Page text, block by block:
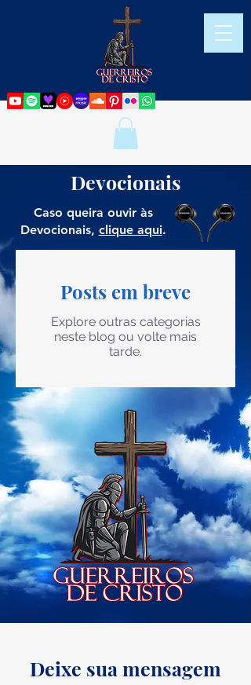
Devocionais
Caso queira ouvir às
Devocionais, clique aqui.
Posts em breve
Explore outras categorias
neste blog ou volte mais
tarde.
Deixe sua mensagem